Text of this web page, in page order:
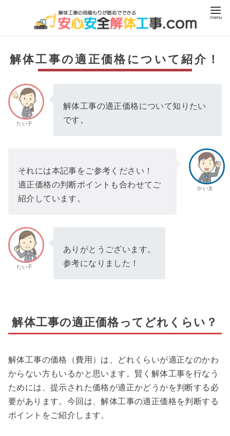
解体工事の適正価格について紹介！
たい子
解体工事の適正価格について知りたい
です。
かい太
それには本記事をご参考ください！
適正価格の判断ポイントも合わせてご
紹介しています。
たい子
ありがとうございます。
参考になりました！
解体工事の適正価格ってどれくらい？
解体工事の価格（費用）は、どれくらいが適正なのかわ
からない方もいるかと思います。賢く解体工事を行なう
ためには、提示された価格が適正かどうかを判断する必
要があります。今回は、解体工事の適正価格を判断する
ポイントをご紹介します。